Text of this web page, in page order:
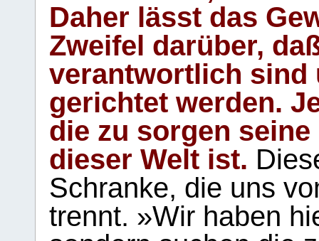
Daher lässt das
Zweifel darüber,
verantwortlich sind
gerichtet werden.
die zu sorgen
dieser Welt ist.
Schranke, die uns
trennt. »Wir haben